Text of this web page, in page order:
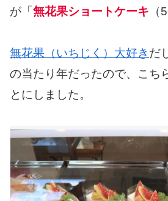
が「 無花果ショートケーキ
無花果（いちじく）大好き だ
の当たり年だったので、こち
とにしました。